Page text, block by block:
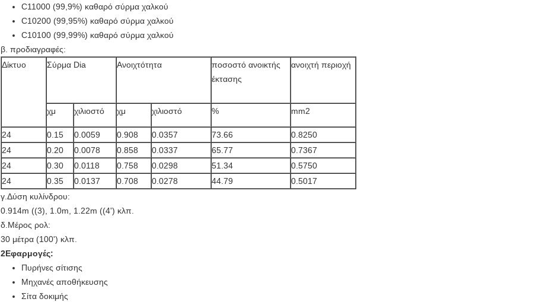
C11000 (99,9%) καθαρό σύρμα χαλκού
C10200 (99,95%) καθαρό σύρμα χαλκού
C10100 (99,99%) καθαρό σύρμα χαλκού
β. προδιαγραφές:
Δίκτυο
Σύρμα Dia Ανοιχτότητα
ποσοστό ανοικτής
έκτασης
ανοιχτή περιοχή
χμ χιλιοστό χμ χιλιοστό % mm2
24 0.15 0.0059 0.908 0.0357 73.66
0.8250
24
0.20 0.0078 0.858 0.0337 65.77
0.7367
24
0.30 0.0118 0.758 0.0298 51.34
0.5750
24
0.35 0.0137 0.708 0.0278 44.79
0.5017
γ.Δύση κυλίνδρου:
0.914m ((3), 1.0m, 1.22m ((4') κλπ.
δ.Μέρος ρολ:
30 μέτρα (100') κλπ.
2Εφαρμογές:
Πυρήνες σίτισης
Μηχανές αποθήκευσης
Σίτα δοκιμής